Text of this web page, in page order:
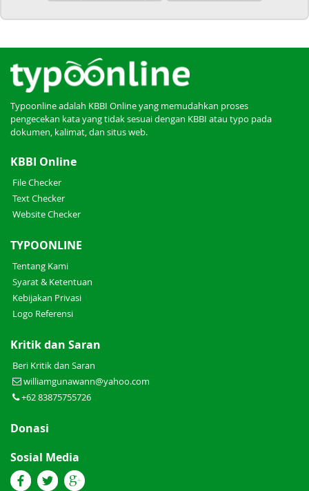
Typoonline adalah KBBI Online yang memudahkan proses
pengecekan kata yang tidak sesuai dengan KBBI atau typo pada
dokumen, kalimat, dan situs web.
KBBI Online
File Checker
Text Checker
Website Checker
TYPOONLINE
Tentang Kami
Syarat & Ketentuan
Kebijakan Privasi
Logo Referensi
Kritik dan Saran
Beri Kritik dan Saran
williamgunawann@yahoo.com
+62 83875755726
Donasi
Sosial Media